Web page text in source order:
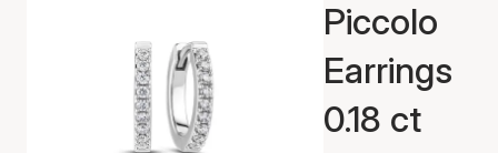
Piccolo
Earrings
0.18 ct